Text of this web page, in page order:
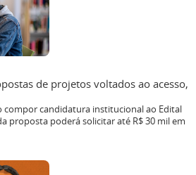
de projetos voltados ao acesso,
compor candidatura institucional ao Edital
proposta poderá solicitar até R$ 30 mil em